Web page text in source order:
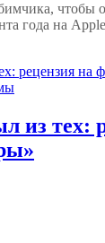
чтобы
года на
из тех: